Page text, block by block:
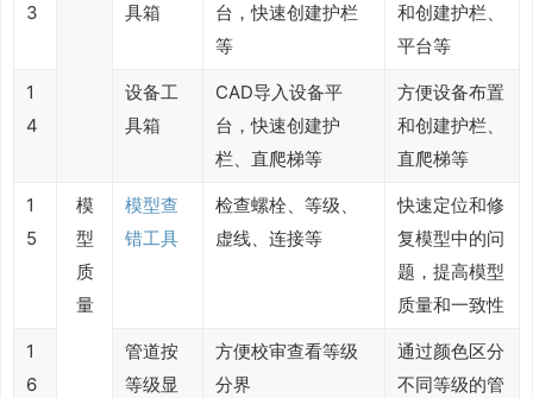
3
具箱
台，快速创建护栏
等
和创建护栏、
平台等
1
4
设备工
具箱
CAD导入设备平
台，快速创建护
栏、直爬梯等
方便设备布置
和创建护栏、
直爬梯等
1
5
模
型
质
量
模型查
错工具
检查螺栓、等级、
虚线、连接等
快速定位和修
复模型中的问
题，提高模型
质量和一致性
1
6
管道按
等级显
方便校审查看等级
分界
通过颜色区分
不同等级的管